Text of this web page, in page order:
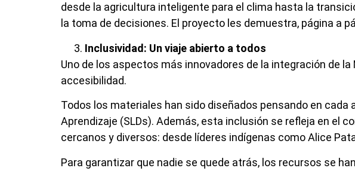
desde la agricultura inteligente para el clima hasta la
la toma de decisiones. El proyecto les demuestra, página a
Inclusividad: Un viaje abierto a todos
Uno de los aspectos más innovadores de la integración de la
accesibilidad.
Todos los materiales han sido diseñados pensando en
Aprendizaje (SLDs). Además, esta inclusión se refleja en el
cercanos y diversos: desde líderes indígenas como Alice
Para garantizar que nadie se quede atrás, los recursos se